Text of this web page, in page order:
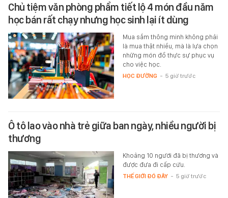
Chủ tiệm văn phòng phẩm tiết lộ 4 món đầu năm
học bán rất chạy nhưng học sinh lại ít dùng
Mua sắm thông minh không phải
là mua thật nhiều, mà là lựa chọn
những món đồ thực sự phục vụ
cho việc học.
HỌC ĐƯỜNG - 5 giờ trước
Ô tô lao vào nhà trẻ giữa ban ngày, nhiều người bị
thương
Khoảng 10 người đã bị thương và
được đưa đi cấp cứu.
THẾ GIỚI ĐÓ ĐÂY - 5 giờ trước